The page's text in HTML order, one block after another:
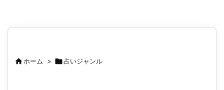
ホーム > 占いジャンル